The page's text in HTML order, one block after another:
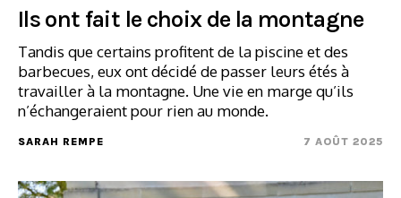
Ils ont fait le choix de la montagne
Tandis que certains profitent de la piscine et des
barbecues, eux ont décidé de passer leurs étés à
travailler à la montagne. Une vie en marge qu’ils
n’échangeraient pour rien au monde.
SARAH REMPE 7 AOÛT 2025